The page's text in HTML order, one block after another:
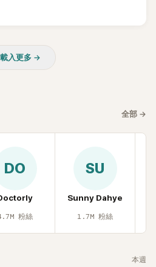
如果同樣的事情現在再發生，「我
載入更多 →
全部 →
DO
粉絲
SU
Sunny Dahye
1.7M 粉絲
本週